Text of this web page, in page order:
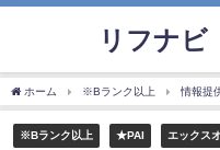
リフナビ
ホーム ※Bランク以上 情報提
※Bランク以上 ★PAI エックス